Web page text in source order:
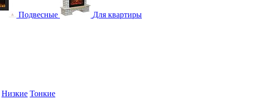
Подвесные Для квартиры
Низкие Тонкие